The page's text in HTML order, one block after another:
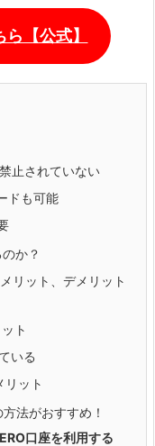
【公式】
止されていない
ドも可能
か？
リット、デメリット
ト
いる
リット
法がおすすめ！
口座を利用する